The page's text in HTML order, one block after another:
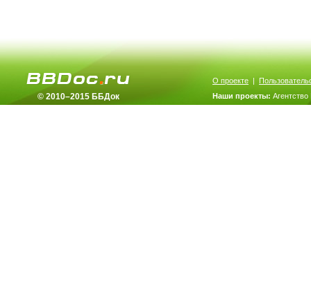
© 2010–2015 ББДок
О проекте |
Наши проекты: